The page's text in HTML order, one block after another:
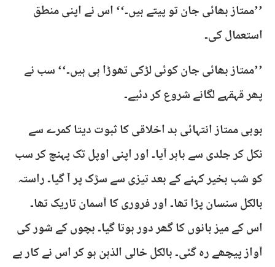
’’ممتاز بھائی جان تو پیتے ہیں۔‘‘ اس نے اپنی منطق
استعمال کی۔
’’ممتاز بھائی جان کوئی لڑکی تھوڑا ہی ہیں۔‘‘ سب نے
پھر قہقہے لگانے شروع کر دئیے۔
بوبی ممتاز انتہائی بد اخلاقی کا ثبوت دیتا کمرے سے
نکل کر جلدی سے باہر آیا۔ اور اپنی اوپل تک پہنچ کر سب
کو شب بخیر کہنے کے بعد تیزی سے سڑک پر آ گیا۔ راستہ
بالکل سنسان پڑا تھا۔ اور فروری کا آسمان تاریک تھا۔
اس کے میز بانوں کا گھر دور ہوتا گیا۔ بچوں کے شور کی
آواز پیچھے رہ گئی۔ بالکل خالی الذہن ہو کر اس نے کار بے